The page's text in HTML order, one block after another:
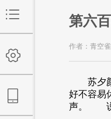
第六
作者：青空雀
苏夕颜
好不容
声。 说